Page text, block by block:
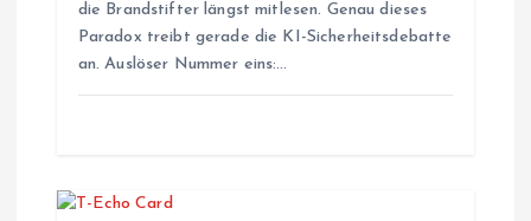
a
die Brandstifter längst mitlesen. Genau dieses
Paradox treibt gerade die KI-Sicherheitsdebatte
an. Auslöser Nummer eins:…